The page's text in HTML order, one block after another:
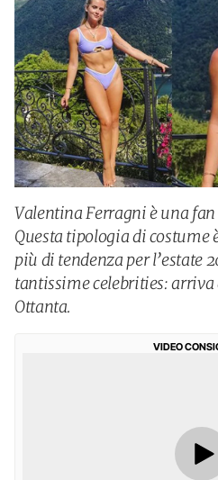
Valentina Ferragni è una
Questa tipologia di costume
più di tendenza per l’estate
tantissime celebrities:
Ottanta.
VIDEO